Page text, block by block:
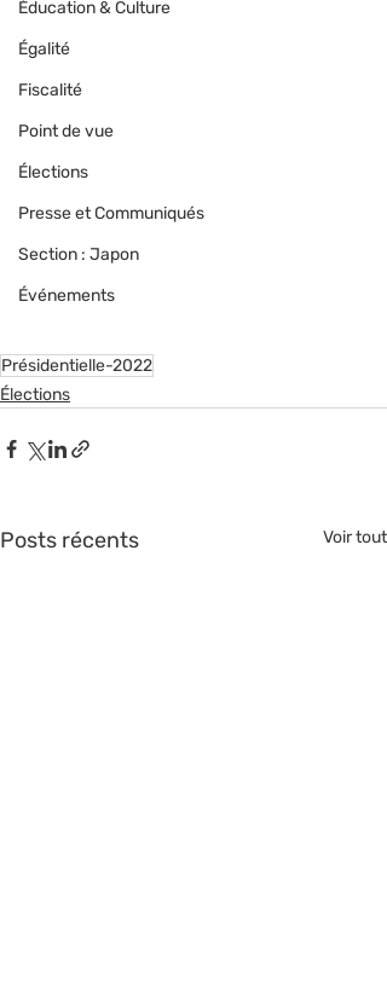
Éducation & Culture
Égalité
Fiscalité
Point de vue
Élections
Presse et Communiqués
Section : Japon
Événements
Présidentielle-2022
Élections
Posts récents Voir tout